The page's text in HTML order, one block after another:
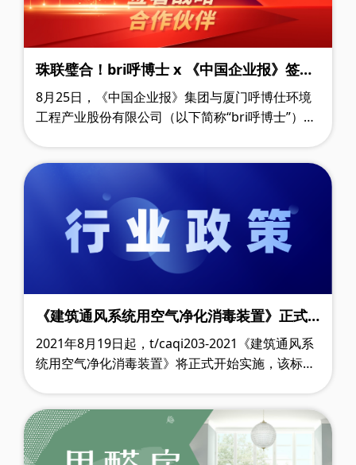
珠联璧合！bri呼博士 x 《中国企业报》签署
战略合作伙伴！
8月25日，《中国企业报》集团与厦门呼博仕环境
工程产业股份有限公司（以下简称“bri呼博士”），
《建筑通风系统用空气净化消毒装置》正式
开始实施！
2021年8月19日起，t/caqi203-2021《建筑通风系
统用空气净化消毒装置》将正式开始实施，该标准